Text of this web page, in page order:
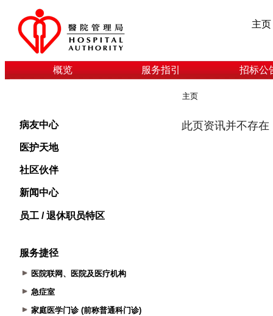
主页
概览 服务指引 招标公
病友中心
医护天地
社区伙伴
新闻中心
员工 / 退休职员特区
服务捷径
医院联网、医院及医疗机构
急症室
家庭医学门诊 (前称普通科门诊)
主页